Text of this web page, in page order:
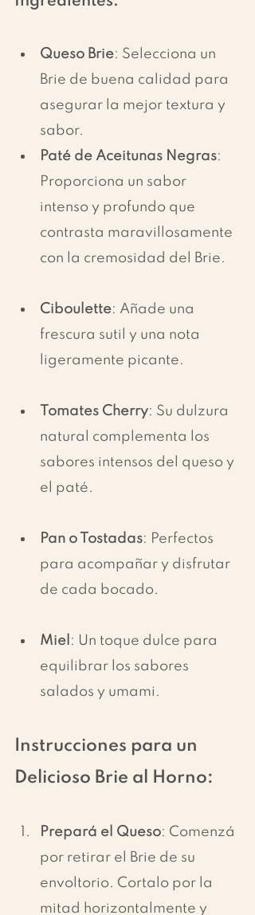
Queso Brie: Selecciona un
Brie de buena calidad para
asegurar la mejor textura y
sabor.
Paté de Aceitunas Negras:
Proporciona un sabor
intenso y profundo que
contrasta maravillosamente
con la cremosidad del Brie.
Ciboulette: Añade una
frescura sutil y una nota
ligeramente picante.
Tomates Cherry: Su dulzura
natural complementa los
sabores intensos del queso y
el paté.
Pan o Tostadas: Perfectos
para acompañar y disfrutar
de cada bocado.
Miel : Un toque dulce para
equilibrar los sabores
salados y umami.
Instrucciones para un
Delicioso Brie al Horno:
Prepará el Queso: Comenzá
por retirar el Brie de su
envoltorio. Cortalo por la
mitad horizontalmente y